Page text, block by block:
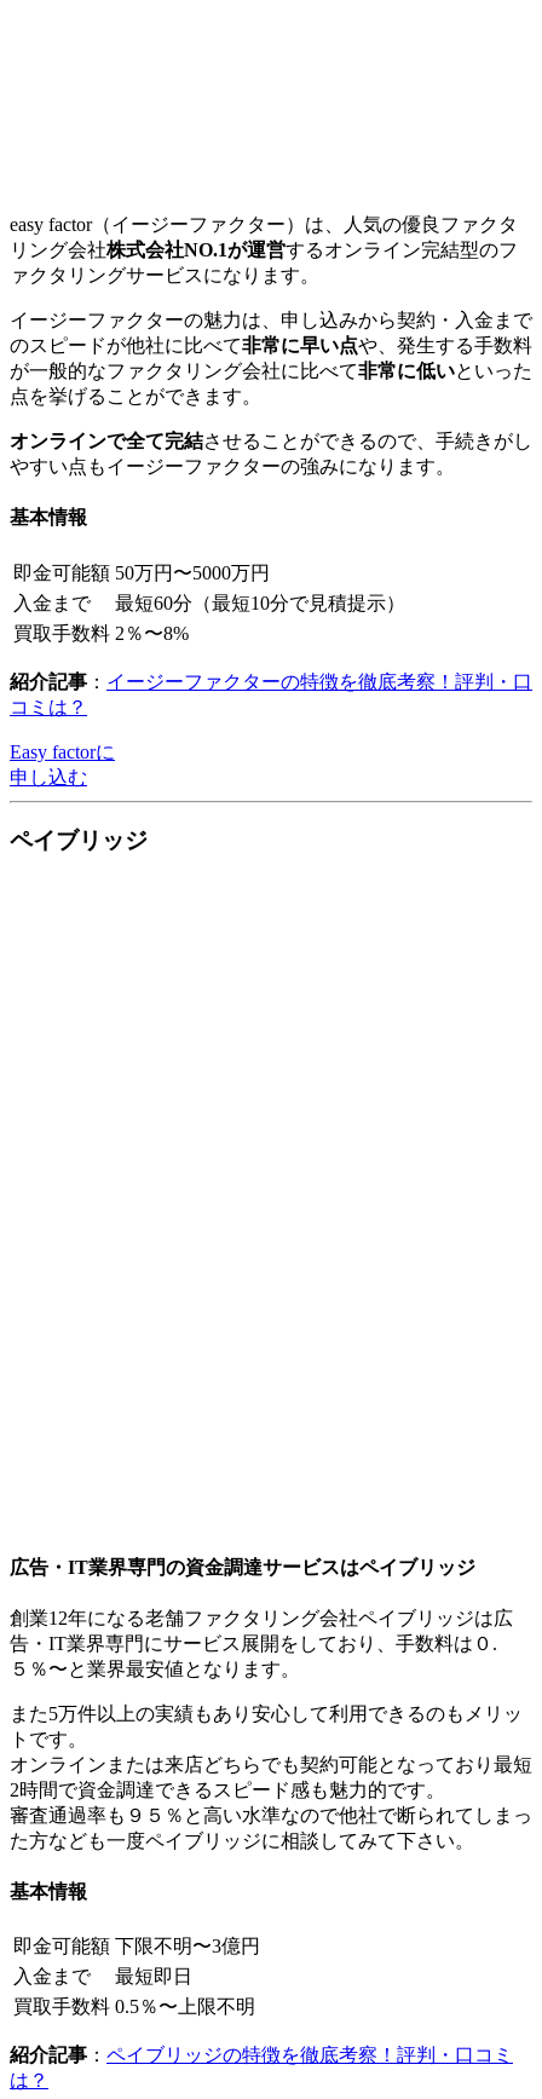
easy factor（イージーファクター）は、人気の優良ファクタ
リング会社株式会社NO.1が運営するオンライン完結型のフ
ァクタリングサービスになります。
イージーファクターの魅力は、申し込みから契約・入金まで
のスピードが他社に比べて非常に早い点や、発生する手数料
が一般的なファクタリング会社に比べて非常に低いといった
点を挙げることができます。
オンラインで全て完結させることができるので、手続きがし
やすい点もイージーファクターの強みになります。
基本情報
即金可能額 50万円〜5000万円
入金まで
最短60分（最短10分で見積提示）
買取手数料 2％〜8%
紹介記事 ： イージーファクターの特徴を徹底考察！評判・口
コミは？
Easy factorに
申し込む
ペイブリッジ
広告・IT業界専門の資金調達サービスはペイブリッジ
創業12年になる老舗ファクタリング会社ペイブリッジは広
告・IT業界専門にサービス展開をしており、手数料は０.
５％〜と業界最安値となります。
また5万件以上の実績もあり安心して利用できるのもメリッ
トです。
オンラインまたは来店どちらでも契約可能となっており最短
2時間で資金調達できるスピード感も魅力的です。
審査通過率も９５％と高い水準なので他社で断られてしまっ
た方なども一度ペイブリッジに相談してみて下さい。
基本情報
即金可能額 下限不明〜3億円
入金まで
最短即日
買取手数料 0.5％〜上限不明
紹介記事 ： ペイブリッジの特徴を徹底考察！評判・口コミ
は？